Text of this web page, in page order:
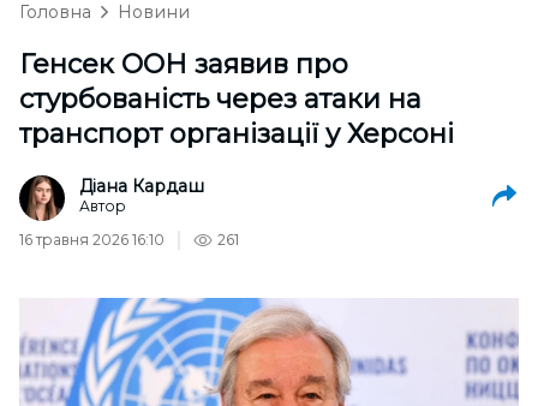
Головна Новини
Генсек ООН заявив про
стурбованість через атаки на
транспорт організації у Херсоні
Діана Кардаш
Автор
16 травня 2026 16:10
261